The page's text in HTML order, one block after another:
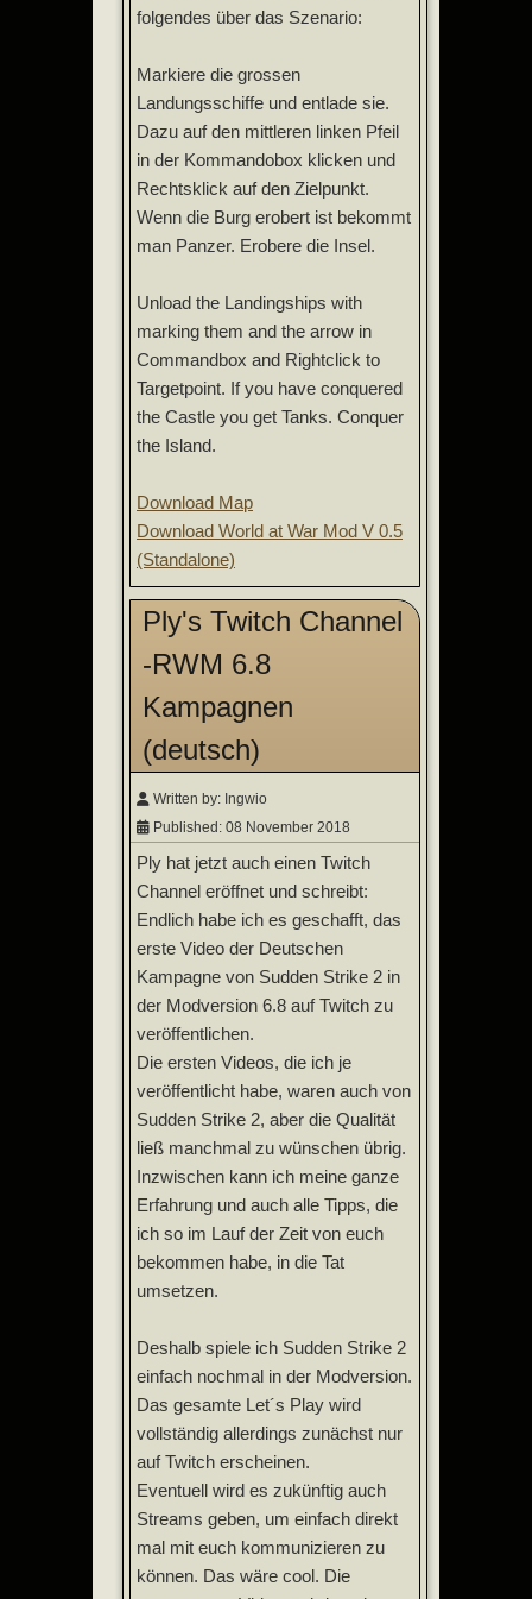
folgendes über das Szenario:
Markiere die grossen
Landungsschiffe und entlade sie.
Dazu auf den mittleren linken Pfeil
in der Kommandobox klicken und
Rechtsklick auf den Zielpunkt.
Wenn die Burg erobert ist bekommt
man Panzer. Erobere die Insel.
Unload the Landingships with
marking them and the arrow in
Commandbox and Rightclick to
Targetpoint. If you have conquered
the Castle you get Tanks. Conquer
the Island.
Download Map
Download World at War Mod V 0.5
(Standalone)
Ply's Twitch Channel
-RWM 6.8
Kampagnen
(deutsch)
Written by: Ingwio
Published: 08 November 2018
Ply hat jetzt auch einen Twitch
Channel eröffnet und schreibt:
Endlich habe ich es geschafft, das
erste Video der Deutschen
Kampagne von Sudden Strike 2 in
der Modversion 6.8 auf Twitch zu
veröffentlichen.
Die ersten Videos, die ich je
veröffentlicht habe, waren auch von
Sudden Strike 2, aber die Qualität
ließ manchmal zu wünschen übrig.
Inzwischen kann ich meine ganze
Erfahrung und auch alle Tipps, die
ich so im Lauf der Zeit von euch
bekommen habe, in die Tat
umsetzen.
Deshalb spiele ich Sudden Strike 2
einfach nochmal in der Modversion.
Das gesamte Let´s Play wird
vollständig allerdings zunächst nur
auf Twitch erscheinen.
Eventuell wird es zukünftig auch
Streams geben, um einfach direkt
mal mit euch kommunizieren zu
können. Das wäre cool. Die